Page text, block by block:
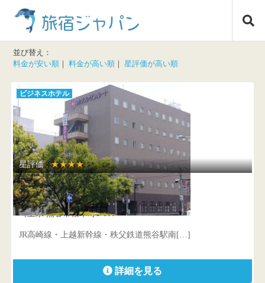
旅宿ジャパン
並び替え：
料金が安い順
｜料金が高い順 ｜星評価が高い順
ビジネスホテル
星評価 :★★★★
ホテルサンルート熊谷駅前
埼玉県 熊谷市桜木町1-100
JR高崎線・上越新幹線・秩父鉄道熊谷駅南[…]
詳細を見る